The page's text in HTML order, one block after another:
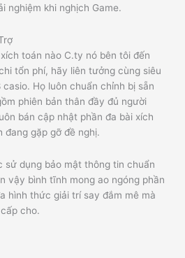
nghiệm khi nghịch Game.
toán nào C.ty nó bên tôi đến
tổn phí, hãy liên tưởng cùng siêu
Họ luôn chuẩn chỉnh bị sẵn
phiên bản thân đầy đủ người
bán cập nhật phần đa bài xích
đang gặp gỡ đề nghị.
sử dụng bảo mật thông tin chuẩn
vậy bình tĩnh mong ao ngóng phần
hình thức giải trí say đắm mê mà
cho.